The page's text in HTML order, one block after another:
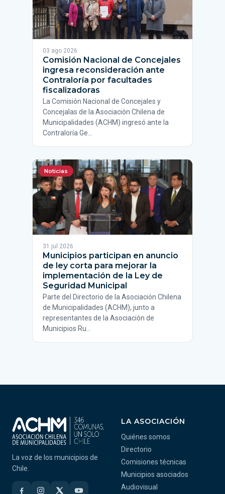
03 ago 2026
Comisión Nacional de Concejales
ingresa reconsideración ante
Contraloría por facultades
fiscalizadoras
La Comisión Nacional de Concejales y
Concejalas de la Asociación Chilena de
Municipalidades (ACHM) ingresó ante la
Contraloría Ge…
Noticias
31 jul 2026
Municipios participan en anuncio
de ley corta para mejorar la
implementación de la Ley de
Seguridad Municipal
Parte del Directorio de la Asociación Chilena
de Municipalidades (ACHM), junto a
representantes de la Asociación de
Municipios Ru…
La voz de los municipios de
Chile.
LA ASOCIACIÓN
Quiénes somos
Directorio
Comisiones técnicas
Municipios asociados
Audiovisual